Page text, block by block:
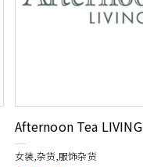
Afternoon Tea LIVING
女装,杂货,服饰杂货